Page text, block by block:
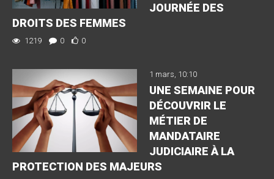
JOURNÉE DES
DROITS DES FEMMES
1219 0 0
1 mars, 10:10
UNE SEMAINE POUR
DÉCOUVRIR LE
MÉTIER DE
MANDATAIRE
JUDICIAIRE À LA
PROTECTION DES MAJEURS